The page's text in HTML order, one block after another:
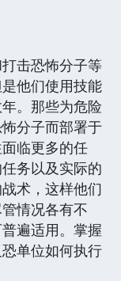
击恐怖分子等
他们使用技能
。那些为危险
分子而部署于
临更多的任
务以及实际的
术，这样他们
情况各有不
遍适用。掌握
单位如何执行